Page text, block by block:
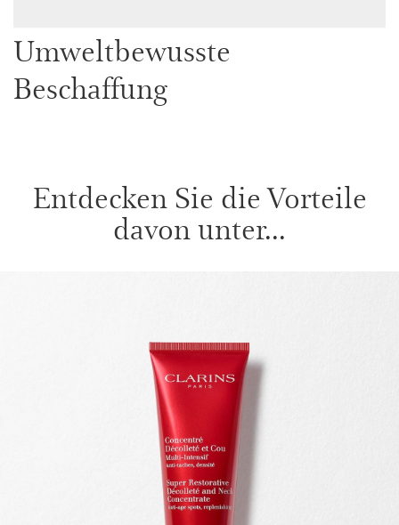
Umweltbewusste
Beschaffung
Entdecken Sie die Vorteile
davon unter...